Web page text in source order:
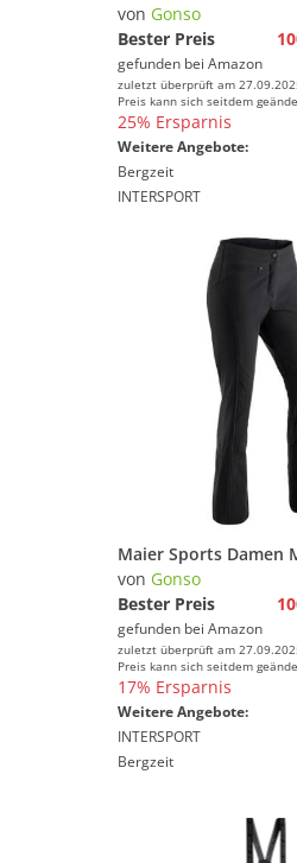
von Gonso
Bester Preis
gefunden bei Amazon
zuletzt überprüft am
Preis kann sich seitdem
25% Ersparnis
Weitere Angebote:
Bergzeit
INTERSPORT
von Gonso
Bester Preis
gefunden bei Amazon
zuletzt überprüft am
Preis kann sich seitdem
17% Ersparnis
Weitere Angebote:
INTERSPORT
Bergzeit